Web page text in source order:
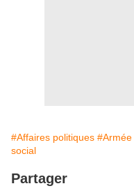
#Affaires politiques #Armée
social
Partager